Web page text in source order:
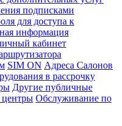
подписками
для доступа к
информация
кабинет
SIM ON Адреса Салонов
в рассрочку
Другие публичные
Обслуживание по